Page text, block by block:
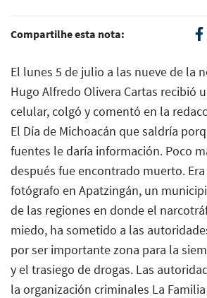
Compartilhe esta nota:
El lunes 5 de julio a las nueve de la
Hugo Alfredo Olivera Cartas recibió
celular, colgó y comentó en la
El Día de Michoacán que saldría
fuentes le daría información. Poco
después fue encontrado muerto.
fotógrafo en Apatzingán, un
de las regiones en donde el
miedo, ha sometido a las
por ser importante zona para la
y el trasiego de drogas. Las
la organización criminales La